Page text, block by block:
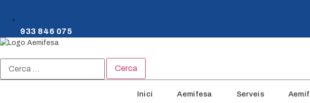
933 846 075
Cerca:
Inici Aemifesa Serveis